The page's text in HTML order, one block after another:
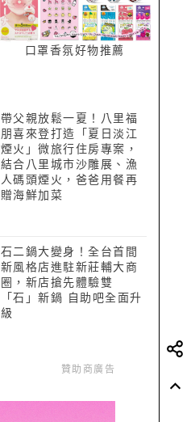
口罩香氛好物推薦
帶父親放鬆一夏！八里福
朋喜來登打造「夏日淡江
煙火」微旅行住房專案，
結合八里城市沙雕展、漁
人碼頭煙火，爸爸用餐再
贈海鮮加菜
石二鍋大變身！全台首間
新風格店進駐新莊輔大商
圈，新店搶先體驗雙
「石」新鍋 自助吧全面升
級
贊助商廣告